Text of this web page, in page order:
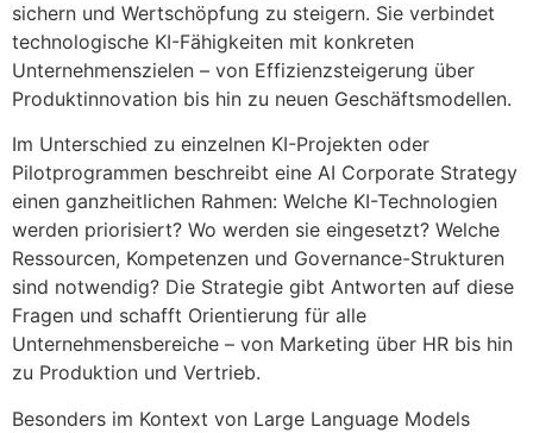
sichern und Wertschöpfung zu steigern. Sie verbindet
technologische KI-Fähigkeiten mit konkreten
Unternehmenszielen – von Effizienzsteigerung über
Produktinnovation bis hin zu neuen Geschäftsmodellen.
Im Unterschied zu einzelnen KI-Projekten oder
Pilotprogrammen beschreibt eine AI Corporate Strategy
einen ganzheitlichen Rahmen: Welche KI-Technologien
werden priorisiert? Wo werden sie eingesetzt? Welche
Ressourcen, Kompetenzen und Governance-Strukturen
sind notwendig? Die Strategie gibt Antworten auf diese
Fragen und schafft Orientierung für alle
Unternehmensbereiche – von Marketing über HR bis hin
zu Produktion und Vertrieb.
Besonders im Kontext von Large Language Models